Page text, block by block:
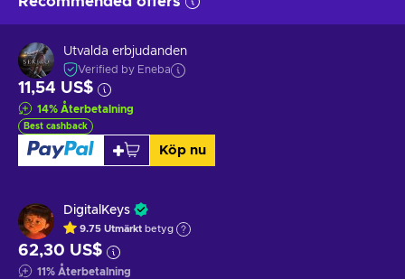
Utvalda erbjudanden
Verified by Eneba
11,54 US$
14% Återbetalning
Best cashback
Köp nu
DigitalKeys
9.75 Utmärkt betyg
62,30 US$
11% Återbetalning